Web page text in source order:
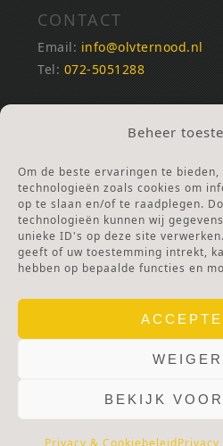
Beheer
Om de beste ervaringen te
technologieën zoals cookies om
op te slaan en/of te raadplegen.
technologieën kunnen wij
unieke ID's op deze site
geeft of uw toestemming intrekt,
hebben op bepaalde functies en
BEKIJK
Privacy & Cookiebeleid
CONTACT
Email: info@olvternood.nl
Tel: 072-5051288
NL25INGB0000672168
Ga naar Doneren
ANBI Stichting
RSIN nummer:002832987
© 2025 OLV TER NOOD.
DISCLAIMER. AVG